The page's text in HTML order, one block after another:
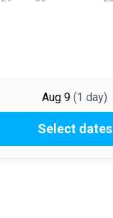
Aug 9 (1 day)
Select dates